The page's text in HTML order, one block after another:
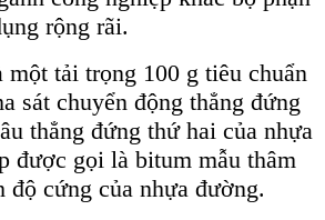
rộng rãi.
một tải trọng 100 g tiêu chuẩn
sát chuyển động thẳng đứng
thẳng đứng thứ hai của nhựa
được gọi là bitum mẫu thâm
độ cứng của nhựa đường.